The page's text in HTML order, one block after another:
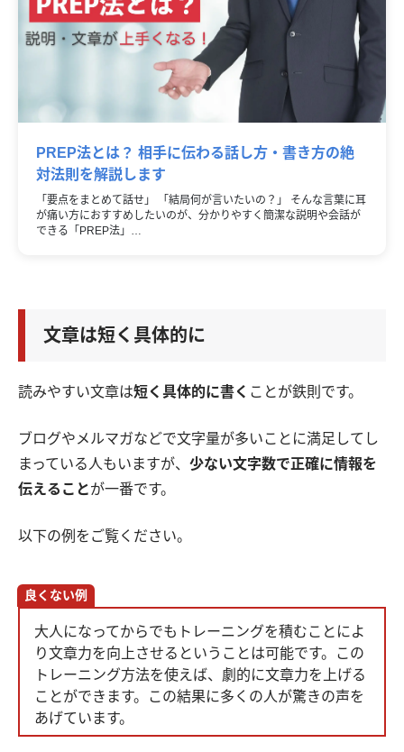
PREP法とは？ 相手に伝わる話し方・書き方の絶
対法則を解説します
「要点をまとめて話せ」 「結局何が言いたいの？」 そんな言葉に耳
が痛い方におすすめしたいのが、分かりやすく簡潔な説明や会話が
できる「PREP法」…
文章は短く具体的に
読みやすい文章は短く具体的に書く ことが鉄則です。
ブログやメルマガなどで文字量が多いことに満足してし
まっている人もいますが、 少ない文字数で正確に情報を
伝えることが一番です。
以下の例をご覧ください。
良くない例
大人になってからでもトレーニングを積むことによ
り文章力を向上させるということは可能です。この
トレーニング方法を使えば、劇的に文章力を上げる
ことができます。この結果に多くの人が驚きの声を
あげています。